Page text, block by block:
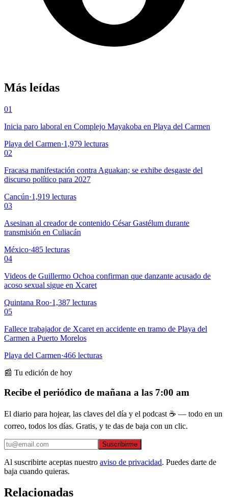
Más leídas
01
Inicia paro laboral en Complejo Mayakoba en Playa del Carmen
Playa del Carmen·1,979 lecturas
02
Fracasa manifestación contra Aguakan; se exhibe desgaste del
discurso político para 2027
Cancún·1,919 lecturas
03
Asesinan al creador de contenido César Gastélum durante
transmisión en Culiacán
México·485 lecturas
04
Videos de Guillermo Ochoa confirman que danzante acusado de
acoso sexual sigue en Xcaret
Quintana Roo·1,387 lecturas
05
Fallece trabajador de Xcaret en accidente en tramo de Playa del
Carmen a Puerto Morelos
Playa del Carmen·466 lecturas
📰 Tu edición de hoy
Recibe el periódico de mañana a las 7:00 am
El diario para hojear, las claves del día y el podcast ☕ — todo en un
correo, todos los días. Gratis, y te das de baja con un clic.
Suscribirme
Al suscribirte aceptas nuestro aviso de privacidad. Puedes darte de
baja cuando quieras.
Relacionadas